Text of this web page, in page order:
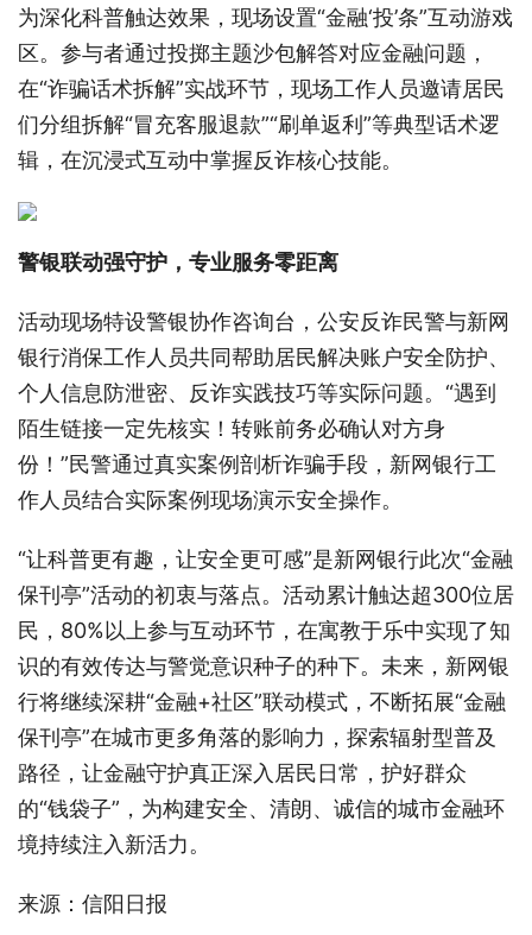
为深化科普触达效果，现场设置“金融‘投’条”互动游戏
区。参与者通过投掷主题沙包解答对应金融问题，
在“诈骗话术拆解”实战环节，现场工作人员邀请居民
们分组拆解“冒充客服退款”“刷单返利”等典型话术逻
辑，在沉浸式互动中掌握反诈核心技能。
警银联动强守护，专业服务零距离
活动现场特设警银协作咨询台，公安反诈民警与新网
银行消保工作人员共同帮助居民解决账户安全防护、
个人信息防泄密、反诈实践技巧等实际问题。“遇到
陌生链接一定先核实！转账前务必确认对方身
份！”民警通过真实案例剖析诈骗手段，新网银行工
作人员结合实际案例现场演示安全操作。
“让科普更有趣，让安全更可感”是新网银行此次“金融
保刊亭”活动的初衷与落点。活动累计触达超300位居
民，80%以上参与互动环节，在寓教于乐中实现了知
识的有效传达与警觉意识种子的种下。未来，新网银
行将继续深耕“金融+社区”联动模式，不断拓展“金融
保刊亭”在城市更多角落的影响力，探索辐射型普及
路径，让金融守护真正深入居民日常，护好群众
的“钱袋子”，为构建安全、清朗、诚信的城市金融环
境持续注入新活力。
来源：信阳日报